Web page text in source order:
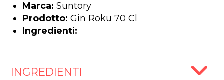
Marca: Suntory
Prodotto: Gin Roku 70 Cl
Ingredienti:
INGREDIENTI